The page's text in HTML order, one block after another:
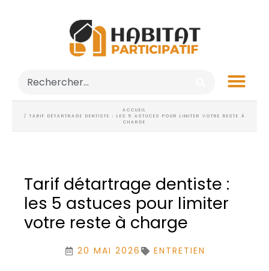
ACCUEIL
/ TARIF DÉTARTRAGE DENTISTE : LES 5 ASTUCES POUR LIMITER VOTRE RESTE À
CHARGE
Tarif détartrage dentiste :
les 5 astuces pour limiter
votre reste à charge
20 MAI 2026 ENTRETIEN